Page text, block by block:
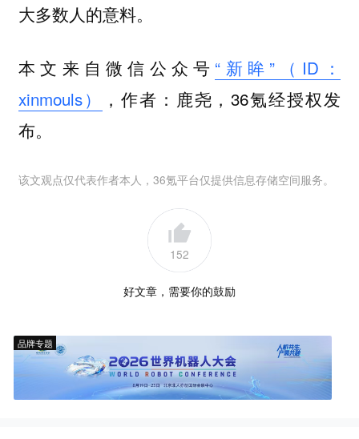
大多数人的意料。
本文来自微信公众号 “新眸”（ID：
xinmouls）
，作者：鹿尧，36氪经授权发
布。
该文观点仅代表作者本人，36氪平台仅提供信息存储空间服务。
152
好文章，需要你的鼓励
品牌专题